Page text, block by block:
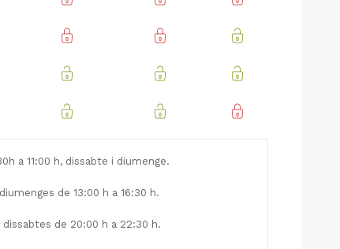
a 11:00 h, dissabte i diumenge.
de 13:00 h a 16:30 h.
de 20:00 h a 22:30 h.